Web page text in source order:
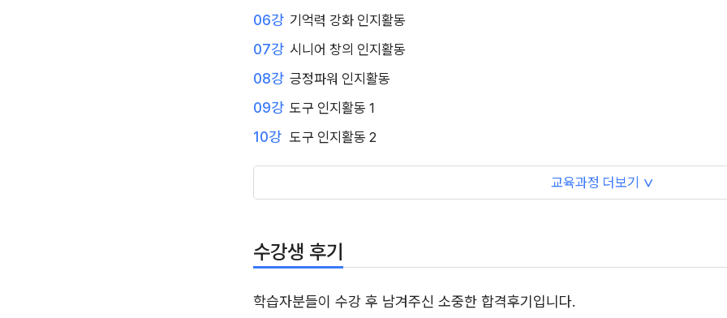
06강 기억력 강화 인지활동
07강 시니어 창의 인지활동
08강 긍정파워 인지활동
09강 도구 인지활동 1
10강 도구 인지활동 2
교육과정 더보기 ∨
수강생 후기
학습자분들이 수강 후 남겨주신 소중한 합격후기입니다.